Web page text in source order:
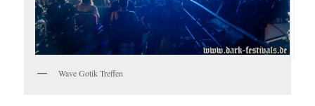
Wave Gotik Treffen